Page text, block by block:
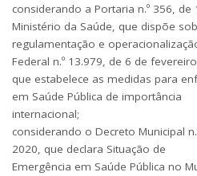
considerando a Portaria n.º 356,
Ministério da Saúde, que dispõe
regulamentação e
Federal n.º 13.979, de 6 de
que estabelece as medidas para
em Saúde Pública de importância
internacional;
considerando o Decreto Municipal
2020, que declara Situação de
Emergência em Saúde Pública no